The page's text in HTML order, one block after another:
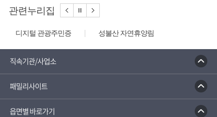
관련누리집
디지털 관광주민증
성불산 자연휴양림
충청나드리
대한민국 구석구석
직속기관/사업소
패밀리사이트
읍면별 바로가기